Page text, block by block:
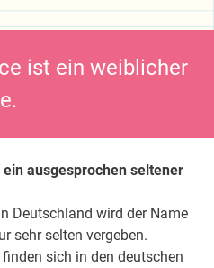
ist ein weiblicher
ein ausgesprochen seltener
Deutschland wird der Name
sehr selten vergeben.
sich in den deutschen